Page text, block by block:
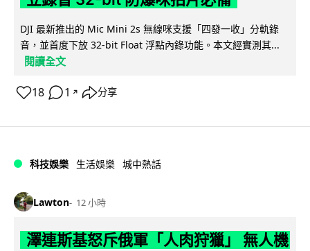
DJI 最新推出的 Mic Mini 2s 無線咪支援「四發一收」分軌錄
音，並首度下放 32-bit Float 浮點內錄功能。本文經實測其...
閱讀全文
18 1 ↗ 分享
科技娛樂 生活娛樂 城中熱話
Lawton 12 小時
澤連斯基怒斥俄軍「人肉狩獵」 無人機